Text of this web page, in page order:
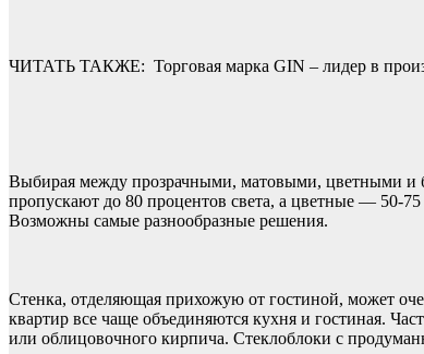
ЧИТАТЬ ТАКЖЕ: Торговая марка GIN – лидер в
Выбирая между прозрачными, матовыми, цветными и
пропускают до 80 процентов света, а цветные — 50-
Возможны самые разнообразные решения.
Стенка, отделяющая прихожую от гостиной, может
квартир все чаще объединяются кухня и гостиная.
или облицовочного кирпича. Стеклоблоки с